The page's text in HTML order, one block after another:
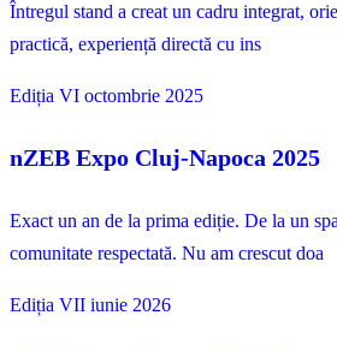
Întregul stand a creat un cadru integrat,
practică, experiență directă cu ins
Ediția VI octombrie 2025
nZEB Expo Cluj-Napoca 2025
Exact un an de la prima ediție. De la un
comunitate respectată. Nu am crescut doa
Ediția VII iunie 2026